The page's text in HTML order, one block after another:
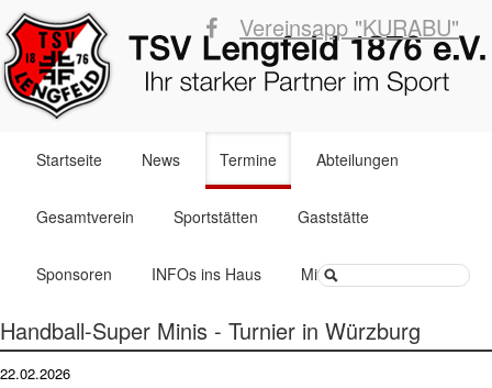
Vereinsapp "KURABU"
überspringen
Startseite News Termine Abteilungen
Gesamtverein Sportstätten Gaststätte
Sponsoren INFOs ins Haus Mitglied werden
Suchbegriffe
Handball-Super Minis - Turnier in Würzburg
22.02.2026